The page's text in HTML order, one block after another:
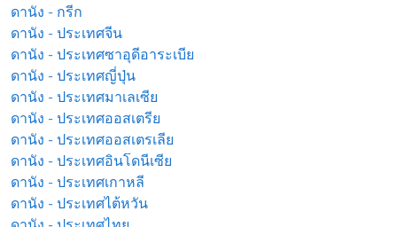
ดานัง - กรีก
ดานัง - ประเทศจีน
ดานัง - ประเทศซาอุดีอาระเบีย
ดานัง - ประเทศญี่ปุ่น
ดานัง - ประเทศมาเลเซีย
ดานัง - ประเทศออสเตรีย
ดานัง - ประเทศออสเตรเลีย
ดานัง - ประเทศอินโดนีเซีย
ดานัง - ประเทศเกาหลี
ดานัง - ประเทศไต้หวัน